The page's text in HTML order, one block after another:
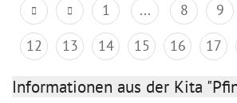
1 ... 8 9
12
13 14 15 16 17
Informationen aus der Kita